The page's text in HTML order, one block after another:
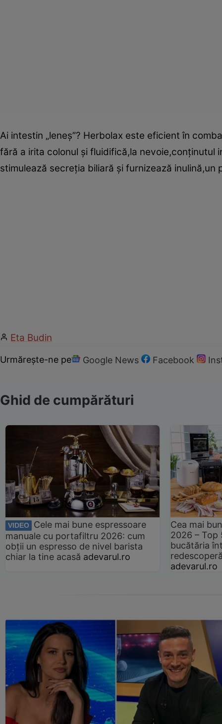
Ai intestin „leneş”? Herbolax este eficient în
fără a irita colonul şi fluidifică,la
stimulează secreţia biliară şi furnizează
Eta Budin
Urmărește-ne pe Google News Facebook
Ghid de cumpărături
VIDEO
Cele mai bune espressoare
manuale cu portafiltru 2026: cum
obții un espresso de nivel barista
chiar la tine acasă adevarul.ro
Cea mai
2026 –
bucătăria
adevarul.ro